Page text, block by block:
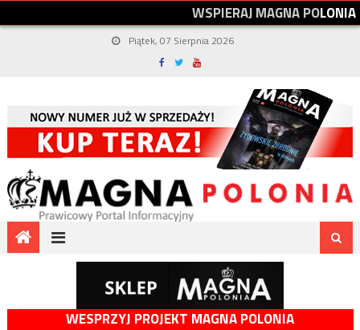
WSPIERAJMAGNAPOLONIA
Piątek, 07 Sierpnia 2026
WESPRZYJ PROJEKT MAGNA POLONIA